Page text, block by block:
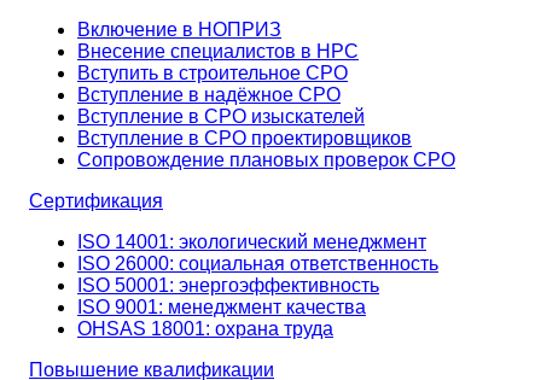
Включение в НОПРИЗ
Внесение специалистов в НРС
Вступить в строительное СРО
Вступление в надёжное СРО
Вступление в СРО изыскателей
Вступление в СРО проектировщиков
Сопровождение плановых проверок СРО
Сертификация
ISO 14001: экологический менеджмент
ISO 26000: социальная ответственность
ISO 50001: энергоэффективность
ISO 9001: менеджмент качества
OHSAS 18001: охрана труда
Повышение квалификации